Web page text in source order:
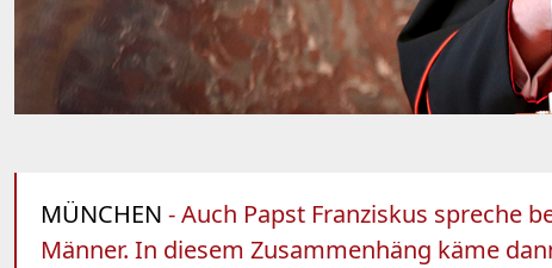
MÜNCHEN - Auch Papst Franziskus spreche
Männer. In diesem Zusammenhäng käme